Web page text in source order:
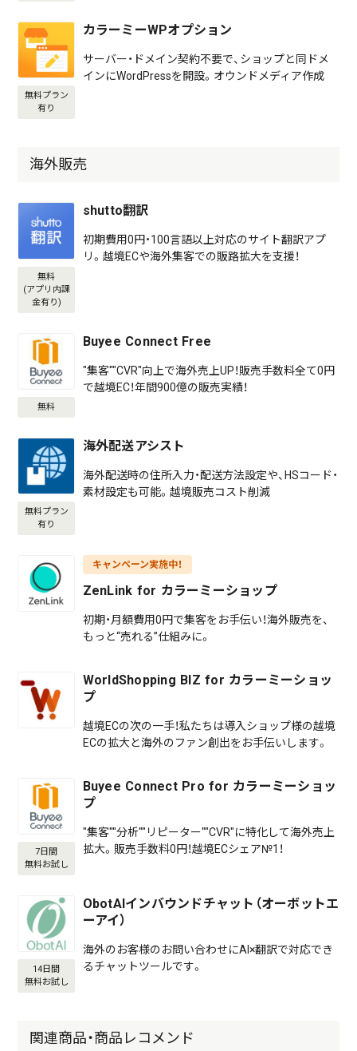
無料プラン
有り
カラーミーWPオプション
サーバー・ドメイン契約不要で、ショップと同ドメ
インにWordPressを開設。オウンドメディア作成
海外販売
無料
(アプリ内課
金有り)
shutto翻訳
初期費用0円・100言語以上対応のサイト翻訳アプ
リ。越境ECや海外集客での販路拡大を支援！
無料
Buyee Connect Free
"集客""CVR"向上で海外売上UP！販売手数料全て0円
で越境EC！年間900億の販売実績！
無料プラン
有り
海外配送アシスト
海外配送時の住所入力・配送方法設定や、HSコード・
素材設定も可能。越境販売コスト削減
キャンペーン実施中！
ZenLink for カラーミーショップ
初期・月額費用0円で集客をお手伝い！海外販売を、
もっと“売れる”仕組みに。
WorldShopping BIZ for カラーミーショッ
プ
越境ECの次の一手！私たちは導入ショップ様の越境
ECの拡大と海外のファン創出をお手伝いします。
7日間
無料お試し
Buyee Connect Pro for カラーミーショッ
プ
"集客""分析""リピーター""CVR"に特化して海外売上
拡大。販売手数料0円！越境ECシェア№1！
14日間
無料お試し
ObotAIインバウンドチャット（オーボットエ
ーアイ）
海外のお客様のお問い合わせにAI×翻訳で対応でき
るチャットツールです。
関連商品・商品レコメンド